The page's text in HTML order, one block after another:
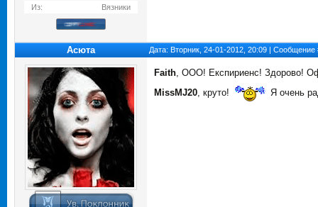
Из:
Вязники
Асюта Дата: Вторник, 24-01-2012, 20:09 |
Faith, ООО! Експириенс! Здорово!
MissMJ20, круто! Я очень